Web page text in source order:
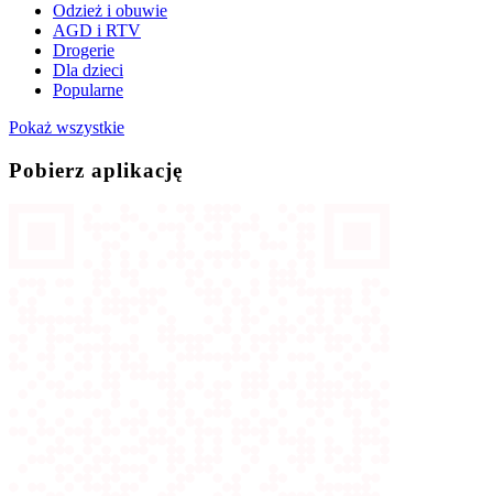
Odzież i obuwie
AGD i RTV
Drogerie
Dla dzieci
Popularne
Pokaż wszystkie
Pobierz aplikację